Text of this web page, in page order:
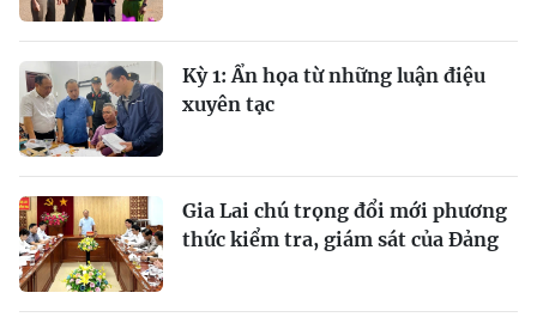
Kỳ 1: Ẩn họa từ những luận điệu
xuyên tạc
Gia Lai chú trọng đổi mới phương
thức kiểm tra, giám sát của Ðảng